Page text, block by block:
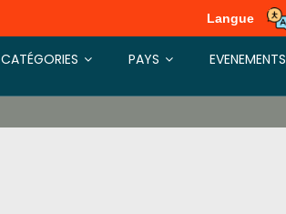
Langue
CATÉGORIES PAYS EVENEMENTS